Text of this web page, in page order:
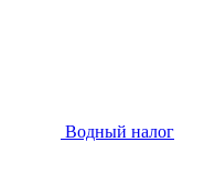
Водный налог